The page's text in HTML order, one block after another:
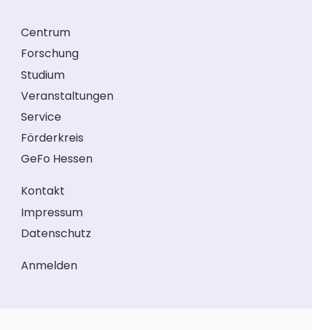
Centrum
Forschung
Studium
Veranstaltungen
Service
Förderkreis
GeFo Hessen
Kontakt
Impressum
Datenschutz
Anmelden